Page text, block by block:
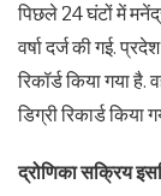
पिछले 24 घंटों में
वर्षा दर्ज की गई.
रिकॉर्ड किया गया
डिग्री रिकार्ड किया
द्रोणिका सक्रिय